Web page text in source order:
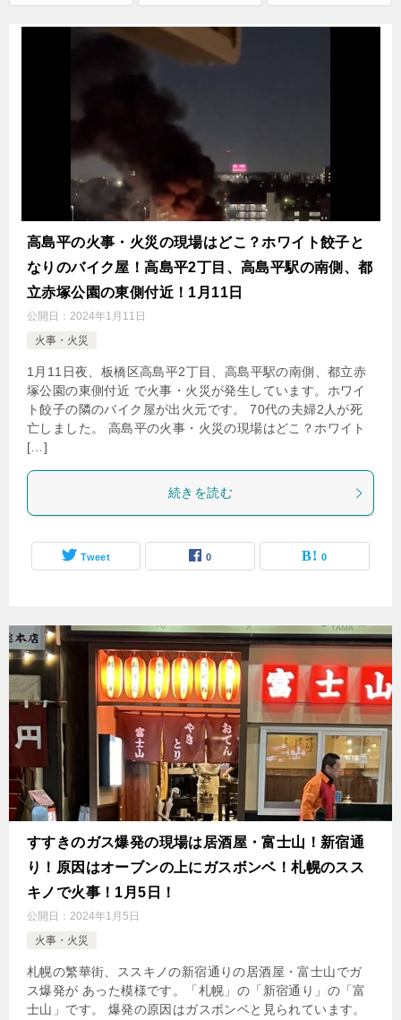
高島平の火事・火災の現場はどこ？ホワイト餃子と
なりのバイク屋！高島平2丁目、高島平駅の南側、都
立赤塚公園の東側付近！1月11日
公開日： 2024年1月11日
火事・火災
1月11日夜、板橋区高島平2丁目、高島平駅の南側、都立赤
塚公園の東側付近 で火事・火災が発生しています。ホワイ
ト餃子の隣のバイク屋が出火元です。 70代の夫婦2人が死
亡しました。 高島平の火事・火災の現場はどこ？ホワイト
[…]
続きを読む
Tweet 0 0
すすきのガス爆発の現場は居酒屋・富士山！新宿通
り！原因はオーブンの上にガスボンベ！札幌のスス
キノで火事！1月5日！
公開日： 2024年1月5日
火事・火災
札幌の繁華街、ススキノの新宿通りの居酒屋・富士山でガ
ス爆発が あった模様です。「札幌」の「新宿通り」の「富
士山」です。 爆発の原因はガスボンベと見られています。